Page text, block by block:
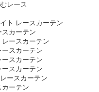
レース
ト レースカーテン
カーテン
ースカーテン
スカーテン
スカーテン
スカーテン
ースカーテン
カーテン